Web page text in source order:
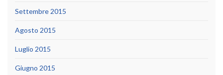
Settembre 2015
Agosto 2015
Luglio 2015
Giugno 2015